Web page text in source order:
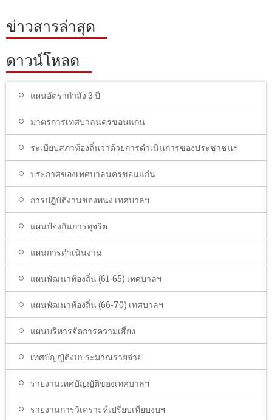
ข่าวสารล่าสุด
ดาวน์โหลด
แผนอัตรากำลัง 3 ปี
มาตรการเทศบาลนครขอนแก่น
ระเบียบสภาท้องถิ่นว่าด้วยการดำเนินการของประชาชนฯ
ประกาศของเทศบาลนครขอนแก่น
การปฏิบัติงานของพนง.เทศบาลฯ
แผนป้องกันการทุจริต
แผนการดำเนินงาน
แผนพัฒนาท้องถิ่น (61-65) เทศบาลฯ
แผนพัฒนาท้องถิ่น (66-70) เทศบาลฯ
แผนบริหารจัดการความเสี่ยง
เทศบัญญัติงบประมาณรายจ่าย
รายงานเทศบัญญัติของเทศบาลฯ
รายงานการวิเคราะห์เปรียบเทียบงบฯ